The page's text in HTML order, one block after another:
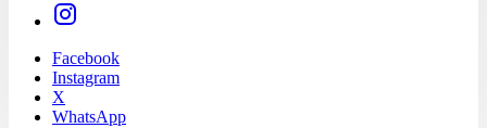
Facebook
Instagram
X
WhatsApp